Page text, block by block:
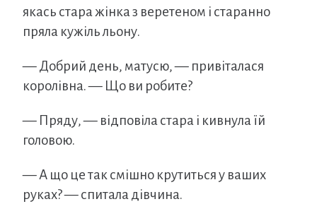
якась стара жінка з веретеном і старанно
пряла кужіль льону.
— Добрий день, матусю, — привіталася
королівна. — Що ви робите?
— Пряду, — відповіла стара і кивнула їй
головою.
— А що це так смішно крутиться у ваших
руках? — спитала дівчина.